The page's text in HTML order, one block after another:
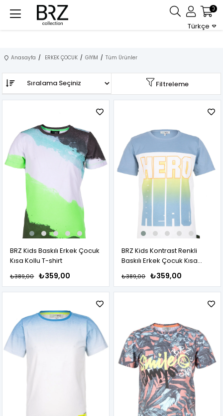
Türkçe
0
Anasayfa ERKEK ÇOCUK GİYİM Tüm Ürünler
Filtreleme
Sıralama
BRZ Kids Baskılı Erkek Çocuk
Kısa Kollu T-shirt
₺359,00
₺389,00
BRZ Kids Kontrast Renkli
Baskılı Erkek Çocuk Kısa
₺359,00
₺389,00